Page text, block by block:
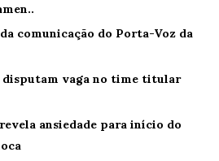
comunicação do Porta-Voz da
disputam vaga no time titular
ansiedade para início do